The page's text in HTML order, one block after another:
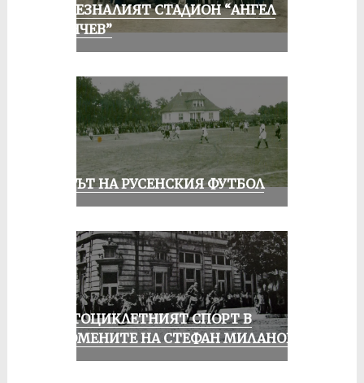
ИЗЧЕЗНАЛИЯТ СТАДИОН “АНГЕЛ
КЪНЧЕВ”
ВЕКЪТ НА РУСЕНСКИЯ ФУТБОЛ
МОТОЦИКЛЕТНИЯТ СПОРТ В
СПОМЕНИТЕ НА СТЕФАН МИЛАНОВ